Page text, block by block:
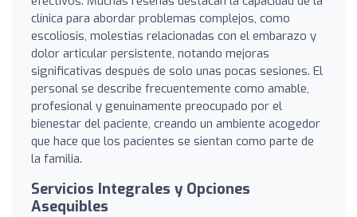
clínica para abordar problemas complejos, como
escoliosis, molestias relacionadas con el embarazo y
dolor articular persistente, notando mejoras
significativas después de solo unas pocas sesiones. El
personal se describe frecuentemente como amable,
profesional y genuinamente preocupado por el
bienestar del paciente, creando un ambiente acogedor
que hace que los pacientes se sientan como parte de
la familia.
Servicios Integrales y Opciones
Asequibles